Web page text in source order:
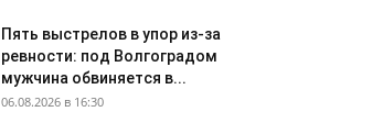
Пять выстрелов в упор из-за
ревности: под Волгоградом
мужчина обвиняется в...
06.08.2026 в 16:30